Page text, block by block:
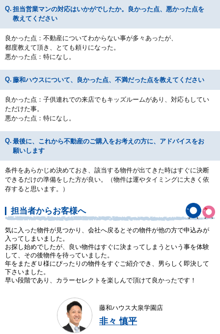
担当営業マンの対応はいかがでしたか。良かった点、悪かった点を
教えてください
良かった点：不動産についてわからない事が多々あったが、
都度教えて頂き、とても頼りになった。
悪かった点：特になし。
藤和ハウスについて、良かった点、不満だった点を教えてください
良かった点：子供連れでの来店でもキッズルームがあり、対応もしてい
ただけた事。
悪かった点：特になし。
最後に、これから不動産のご購入をお考えの方に、アドバイスをお
願いします
条件をあらかじめ決めておき、該当する物件が出てきた時はすぐに決断
できるだけの準備をした方が良い。（物件は運やタイミングに大きく依
存すると思います。）
担当者からお客様へ
気に入った物件が見つかり、会社へ戻るとその物件が他の方で申込みが
入ってしまいました。
お探し始めでしたが、良い物件はすぐに決まってしまうという事を体験
して、その後物件を待っていました。
年をまたぎＵ様にぴったりの物件をすぐご紹介でき、男らしく即決して
下さいました。
早い段階であり、カラーセレクトを楽しんで頂けて良かったです！
藤和ハウス大泉学園店
非々 慎平